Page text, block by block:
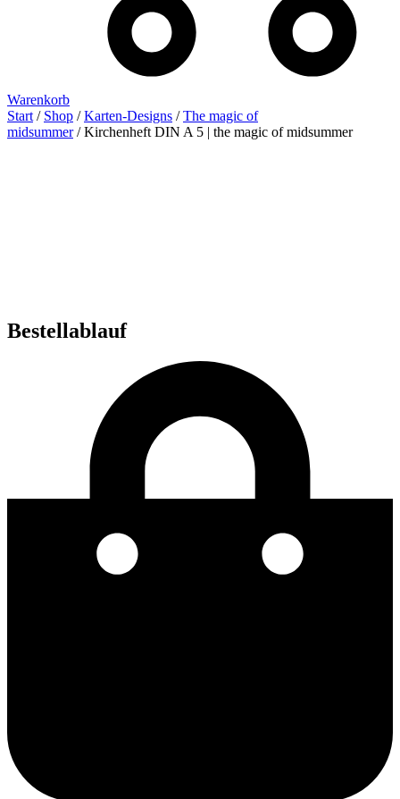
Warenkorb
Start / Shop /Karten-Designs /The magic of
midsummer/ Kirchenheft DIN A 5 | the magic of midsummer
Bestellablauf